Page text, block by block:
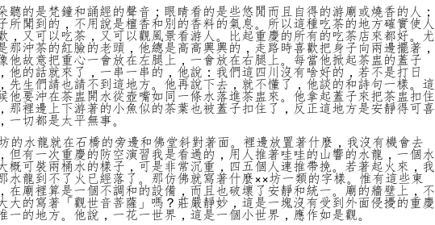
聽的是梵鐘和誦經的聲音；眼睛看的是些悠閒而且自得的游廟或燒香的人；
所聞到的，不用說是檀香和別的香料的氣息。所以這種吃茶的地方確實使人
，又可以吃茶，又可以觀風景看游人。比起重慶的所有的吃茶店來都好。尤
那沖茶的紅臉的老頭，他總是高高興興的，走路時喜歡把身子向兩邊擺著，
他故意把重心一會放在左腿上，一會放在右腿上。每當他掀起茶盅的蓋子
他的話就來了，一串一串的，他說：我們這四川沒有啥好的，若不是打日
先生們請也請不到這地方。他再說下去，就不懂了，他談的和詩句一樣。這
他要沖在茶盅開水從壺嘴如同一條水落進茶盅來。他拿起蓋子來把茶盅扣住
那裡邊上下游著的小魚似的茶葉也被蓋子扣住了，反正這地方是安靜得可喜
一切都是太平無事。
的水龍就在石橋的旁邊和佛堂斜對著面。裡邊放置著什麼，我沒有機會去
但有一次重慶的防空演習我是看過的，用人推著哇哇的山響的水龍，一個水
概可裝兩桶水的樣子，可是非常沉重，四五個人連推帶挽。若著起火來，我
水龍到不了火已經落了。那仿佛就寫著什麼××坊一類的字樣。惟有這些東
在廟裡算是一個不調和的設備，而且也破壞了安靜和統一。廟的牆壁上，不
大的寫著「觀世音菩薩」嗎？莊嚴靜妙，這是一塊沒有受到外面侵擾的重慶
一的地方。他說，一花一世界，這是一個小世界，應作如是觀。